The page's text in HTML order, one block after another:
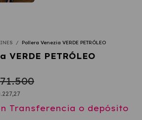
/ Pollera Venezia VERDE PETRÓLEO
PETRÓLEO
Transferencia o depósito